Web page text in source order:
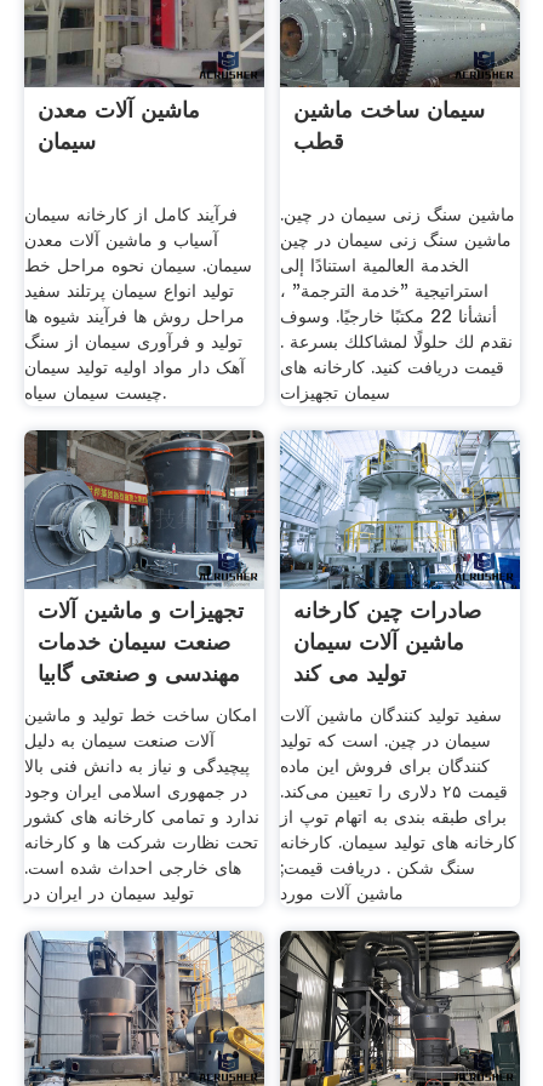
ماشین آلات معدن
سیمان
فرآیند کامل از کارخانه سیمان
آسیاب و ماشین آلات معدن
سیمان. سیمان نحوه مراحل خط
تولید انواع سیمان پرتلند سفید
مراحل روش ها فرآیند شیوه ها
تولید و فرآوری سیمان از سنگ
آهک دار مواد اولیه تولید سیمان
چیست سیمان سیاه.
سیمان ساخت ماشین
قطب
ماشین سنگ زنی سیمان در چین.
ماشین سنگ زنی سیمان در چین
الخدمة العالمية استنادًا إلى
استراتيجية "خدمة الترجمة" ،
أنشأنا 22 مكتبًا خارجيًا. وسوف
نقدم لك حلولًا لمشاكلك بسرعة .
قیمت دریافت کنید. کارخانه های
سیمان تجهیزات
تجهیزات و ماشین آلات
صنعت سیمان خدمات
مهندسی و صنعتی گابیا
امکان ساخت خط تولید و ماشین
آلات صنعت سیمان به دلیل
پیچیدگی و نیاز به دانش فنی بالا
در جمهوری اسلامی ایران وجود
ندارد و تمامی کارخانه های کشور
تحت نظارت شرکت ها و کارخانه
های خارجی احداث شده است.
تولید سیمان در ایران در
صادرات چین کارخانه
ماشین آلات سیمان
تولید می کند
سفید تولید کنندگان ماشین آلات
سیمان در چین. است که تولید
کنندگان برای فروش این ماده
قیمت ۲۵ دلاری را تعیین می‌کند.
برای طبقه بندی به اتهام توپ از
کارخانه های تولید سیمان. کارخانه
سنگ شکن . دریافت قیمت;
ماشین آلات مورد